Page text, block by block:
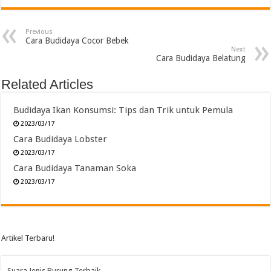
Previous
Cara Budidaya Cocor Bebek
Next
Cara Budidaya Belatung
Related Articles
Budidaya Ikan Konsumsi: Tips dan Trik untuk Pemula
2023/03/17
Cara Budidaya Lobster
2023/03/17
Cara Budidaya Tanaman Soka
2023/03/17
Artikel Terbaru!